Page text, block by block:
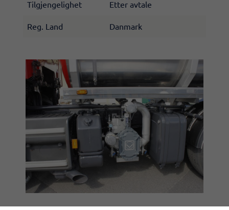
Tilgjengelighet Etter avtale
Reg. Land Danmark